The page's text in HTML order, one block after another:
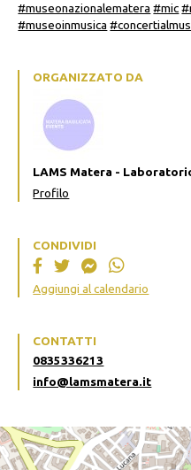
#museonazionalematera #mic
#museoinmusica
ORGANIZZATO DA
LAMS Matera -
Profilo
CONDIVIDI
Aggiungi al calendario
CONTATTI
0835336213
info@lamsmatera.it